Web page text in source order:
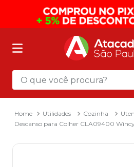
O que você procura?
Utilidades Cozinha
Descanso para Colher CLA09400
Termos mais buscados
mochila
2º sacola
3º mala